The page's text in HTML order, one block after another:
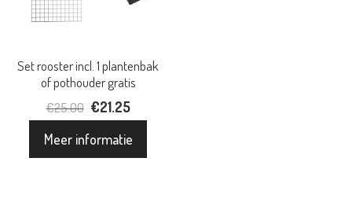
Set rooster incl. 1 plantenbak
of pothouder gratis
€25.00 Oorspronkelijke
was:
€21.25Huidige
is:
Meer informatie